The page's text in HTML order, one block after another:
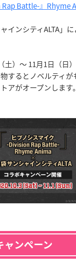
Battle-』Rhyme
インシティALTA」
土）〜 11月1日（日
するとノベルティ
アがオープンします。
ャンペーン